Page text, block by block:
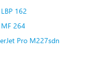
162
264
Pro M227sdn